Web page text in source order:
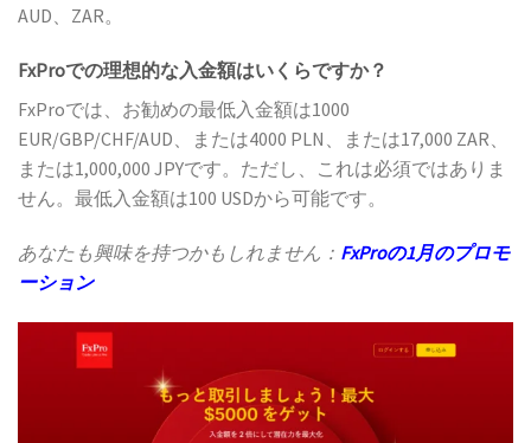
AUD、ZAR。
FxProでの理想的な入金額はいくらですか？
FxProでは、お勧めの最低入金額は1000
EUR/GBP/CHF/AUD、または4000 PLN、または17,000 ZAR、
または1,000,000 JPYです。ただし、これは必須ではありま
せん。最低入金額は100 USDから可能です。
あなたも興味を持つかもしれません： FxProの1月のプロモ
ーション